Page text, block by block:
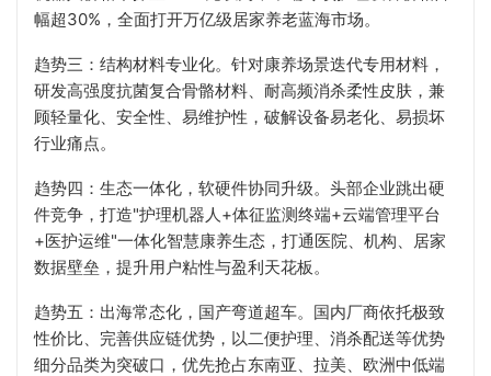
幅超30%，全面打开万亿级居家养老蓝海市场。
趋势三：结构材料专业化。针对康养场景迭代专用材料，
研发高强度抗菌复合骨骼材料、耐高频消杀柔性皮肤，兼
顾轻量化、安全性、易维护性，破解设备易老化、易损坏
行业痛点。
趋势四：生态一体化，软硬件协同升级。头部企业跳出硬
件竞争，打造"护理机器人+体征监测终端+云端管理平台
+医护运维"一体化智慧康养生态，打通医院、机构、居家
数据壁垒，提升用户粘性与盈利天花板。
趋势五：出海常态化，国产弯道超车。国内厂商依托极致
性价比、完善供应链优势，以二便护理、消杀配送等优势
细分品类为突破口，优先抢占东南亚、拉美、欧洲中低端